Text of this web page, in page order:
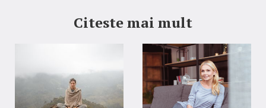
Citeste mai mult